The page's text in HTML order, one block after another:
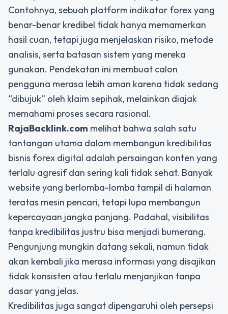
Contohnya, sebuah platform indikator forex yang
benar-benar kredibel tidak hanya memamerkan
hasil cuan, tetapi juga menjelaskan risiko, metode
analisis, serta batasan sistem yang mereka
gunakan. Pendekatan ini membuat calon
pengguna merasa lebih aman karena tidak sedang
“dibujuk” oleh klaim sepihak, melainkan diajak
memahami proses secara rasional.
RajaBacklink.com melihat bahwa salah satu
tantangan utama dalam membangun kredibilitas
bisnis forex digital adalah persaingan konten yang
terlalu agresif dan sering kali tidak sehat. Banyak
website yang berlomba-lomba tampil di halaman
teratas mesin pencari, tetapi lupa membangun
kepercayaan jangka panjang. Padahal, visibilitas
tanpa kredibilitas justru bisa menjadi bumerang.
Pengunjung mungkin datang sekali, namun tidak
akan kembali jika merasa informasi yang disajikan
tidak konsisten atau terlalu menjanjikan tanpa
dasar yang jelas.
Kredibilitas juga sangat dipengaruhi oleh persepsi